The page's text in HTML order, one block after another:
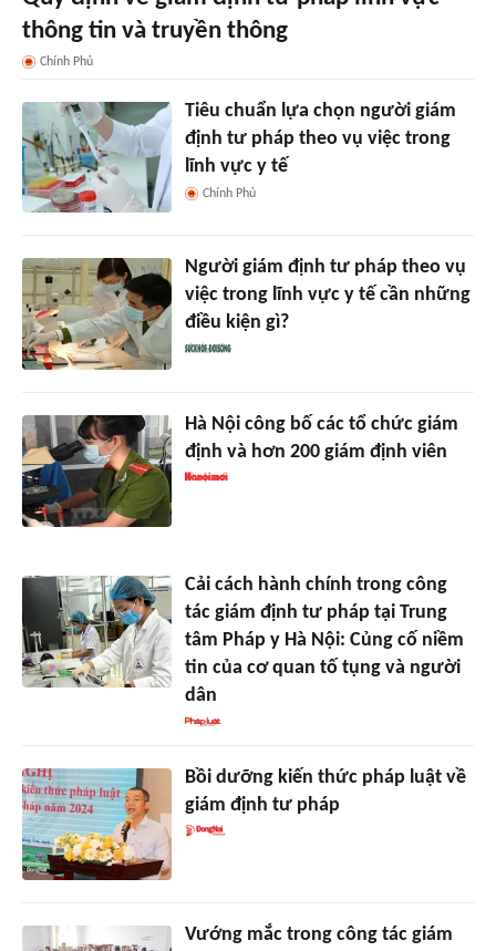
thông tin và truyền thông
Chính Phủ
Tiêu chuẩn lựa chọn người giám
định tư pháp theo vụ việc trong
lĩnh vực y tế
Chính Phủ
Người giám định tư pháp theo vụ
việc trong lĩnh vực y tế cần những
điều kiện gì?
Hà Nội công bố các tổ chức giám
định và hơn 200 giám định viên
Cải cách hành chính trong công
tác giám định tư pháp tại Trung
tâm Pháp y Hà Nội: Củng cố niềm
tin của cơ quan tố tụng và người
dân
Bồi dưỡng kiến thức pháp luật về
giám định tư pháp
Vướng mắc trong công tác giám